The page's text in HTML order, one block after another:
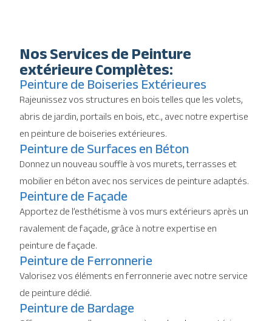
Nos Services de Peinture
extérieure Complètes:
Peinture de Boiseries Extérieures
Rajeunissez vos structures en bois telles que les volets,
abris de jardin, portails en bois, etc., avec notre expertise
en peinture de boiseries extérieures.
Peinture de Surfaces en Béton
Donnez un nouveau souffle à vos murets, terrasses et
mobilier en béton avec nos services de peinture adaptés.
Peinture de Façade
Apportez de l’esthétisme à vos murs extérieurs après un
ravalement de façade, grâce à notre expertise en
peinture de façade.
Peinture de Ferronnerie
Valorisez vos éléments en ferronnerie avec notre service
de peinture dédié.
Peinture de Bardage